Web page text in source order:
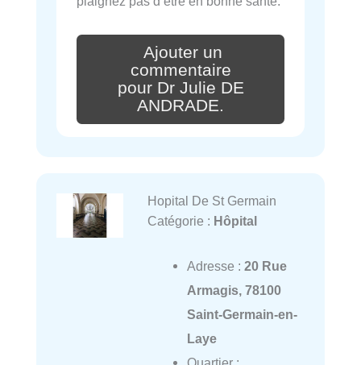
Ajouter un
commentaire
pour Dr Julie DE
ANDRADE.
Hopital De St Germain
Catégorie : Hôpital
Adresse : 20 Rue
Armagis, 78100
Saint-Germain-en-
Laye